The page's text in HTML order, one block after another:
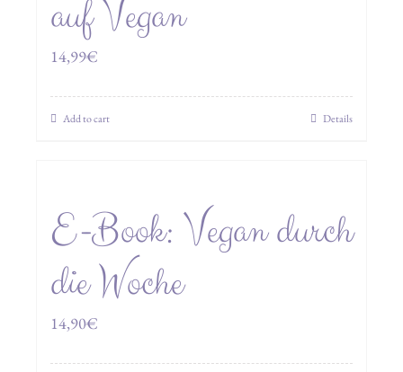
auf Vegan
14,99€
Add to cart Details
E-Book: Vegan durch
die Woche
14,90€